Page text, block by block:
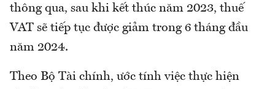
thông qua, sau khi kết thúc năm 2023, thuế
VAT sẽ tiếp tục được giảm trong 6 tháng đầu
năm 2024.
Theo Bộ Tài chính, ước tính việc thực hiện